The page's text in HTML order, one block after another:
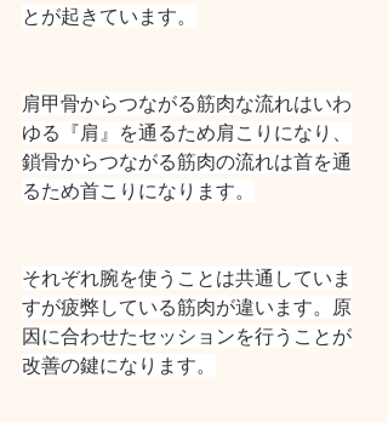
とが起きています。
肩甲骨からつながる筋肉な流れはいわ
ゆる『肩』を通るため肩こりになり、
鎖骨からつながる筋肉の流れは首を通
るため首こりになります。
それぞれ腕を使うことは共通していま
すが疲弊している筋肉が違います。原
因に合わせたセッションを行うことが
改善の鍵になります。